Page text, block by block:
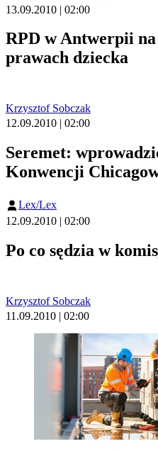
13.09.2010 | 02:00
RPD w Antwerpii
prawach dziecka
Krzysztof Sobczak
12.09.2010 | 02:00
Seremet:
Konwencji
Lex/Lex
12.09.2010 | 02:00
Po co sędzia w
Krzysztof Sobczak
11.09.2010 | 02:00